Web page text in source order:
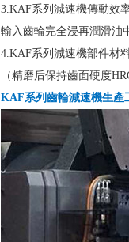
3.KAF系列減速機傳動效
輸入齒輪完全浸再潤滑油
4.KAF系列減速機部件材
（精磨后保持齒面硬度
KAF系列齒輪減速機生產